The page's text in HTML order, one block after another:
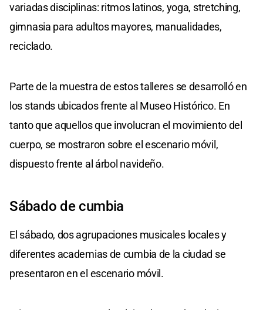
variadas disciplinas: ritmos latinos, yoga, stretching,
gimnasia para adultos mayores, manualidades,
reciclado.
Parte de la muestra de estos talleres se desarrolló en
los stands ubicados frente al Museo Histórico. En
tanto que aquellos que involucran el movimiento del
cuerpo, se mostraron sobre el escenario móvil,
dispuesto frente al árbol navideño.
Sábado de cumbia
El sábado, dos agrupaciones musicales locales y
diferentes academias de cumbia de la ciudad se
presentaron en el escenario móvil.